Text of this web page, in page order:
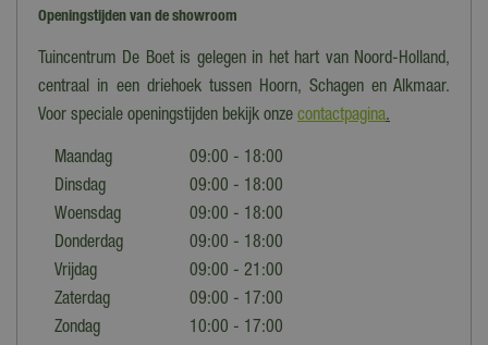
Openingstijden van de showroom
Tuincentrum De Boet is gelegen in het hart van Noord-Holland,
centraal in een driehoek tussen Hoorn, Schagen en Alkmaar.
Voor speciale openingstijden bekijk onze contactpagina.
Maandag
09:00 - 18:00
Dinsdag
09:00 - 18:00
Woensdag
09:00 - 18:00
Donderdag
09:00 - 18:00
Vrijdag
09:00 - 21:00
Zaterdag
09:00 - 17:00
Zondag
10:00 - 17:00